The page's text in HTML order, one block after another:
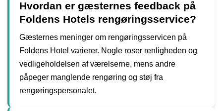
Hvordan er gæsternes feedback på
Foldens Hotels rengøringsservice?
Gæsternes meninger om rengøringsservicen på
Foldens Hotel varierer. Nogle roser renligheden og
vedligeholdelsen af værelserne, mens andre
påpeger manglende rengøring og støj fra
rengøringspersonalet.